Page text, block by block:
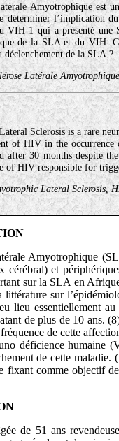
Amyotrophique est
déterminer l’implication
VIH-1 qui a présenté une
de la SLA et du VIH.
déclenchement de la SLA ?
Latérale
Sclerosis is a rare
of HIV in the
after 30 months despite
of HIV responsible for
Lateral Sclerosis,
Amyotrophique
cérébral) et
sur la SLA en
littérature sur
lieu essentiellement
de plus de 10 ans.
de cette
déficience humaine
de cette
fixant comme objectif
de 51 ans